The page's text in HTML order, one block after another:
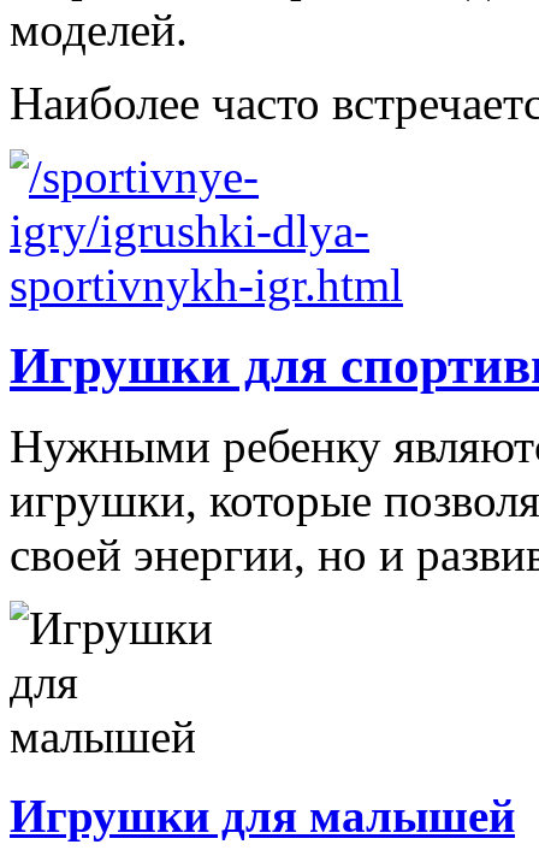
моделей.
Наиболее часто
Игрушки для
Нужными ребенку
игрушки, которые
своей энергии, но и
Игрушки для малышей